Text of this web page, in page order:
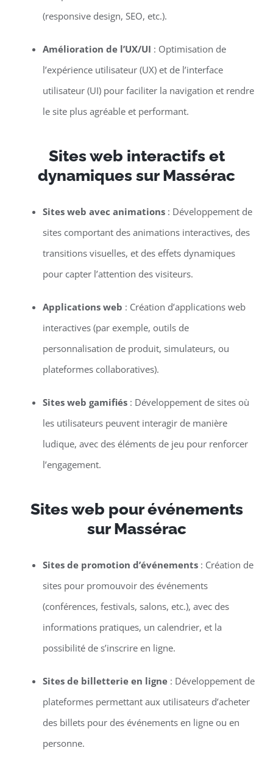
(responsive design, SEO, etc.).
Amélioration de l’UX/UI : Optimisation de
l’expérience utilisateur (UX) et de l’interface
utilisateur (UI) pour faciliter la navigation et rendre
le site plus agréable et performant.
Sites web interactifs et
dynamiques sur Massérac
Sites web avec animations: Développement de
sites comportant des animations interactives, des
transitions visuelles, et des effets dynamiques
pour capter l’attention des visiteurs.
Applications web : Création d’applications web
interactives (par exemple, outils de
personnalisation de produit, simulateurs, ou
plateformes collaboratives).
Sites web gamifiés: Développement de sites où
les utilisateurs peuvent interagir de manière
ludique, avec des éléments de jeu pour renforcer
l’engagement.
Sites web pour événements
sur Massérac
Sites de promotion d’événements: Création de
sites pour promouvoir des événements
(conférences, festivals, salons, etc.), avec des
informations pratiques, un calendrier, et la
possibilité de s’inscrire en ligne.
Sites de billetterie en ligne: Développement de
plateformes permettant aux utilisateurs d’acheter
des billets pour des événements en ligne ou en
personne.